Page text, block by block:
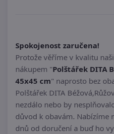
Spokojenost zaručena!
Protože věříme v kvalitu
nákupem "Polštářek DITA
45x45 cm" naprosto bez
Polštářek DITA
nezdálo nebo by
důvod k obavám. Nabízíme
dnů od doručení a buď ho